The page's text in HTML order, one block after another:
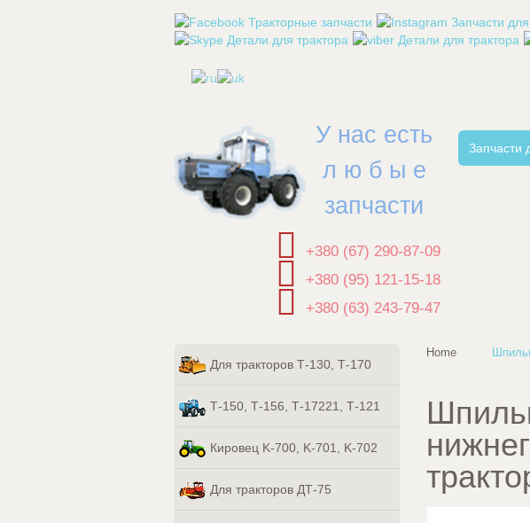
У нас есть
л ю б ы е
запчасти
+380 (67) 290-87-09
+380 (95) 121-15-18
+380 (63) 243-79-47
Запчасти
Home
Для тракторов Т-130, Т-170
Т-150, Т-156, Т-17221, Т-121
Кировец K-700, K-701, K-702
Для тракторов ДТ-75